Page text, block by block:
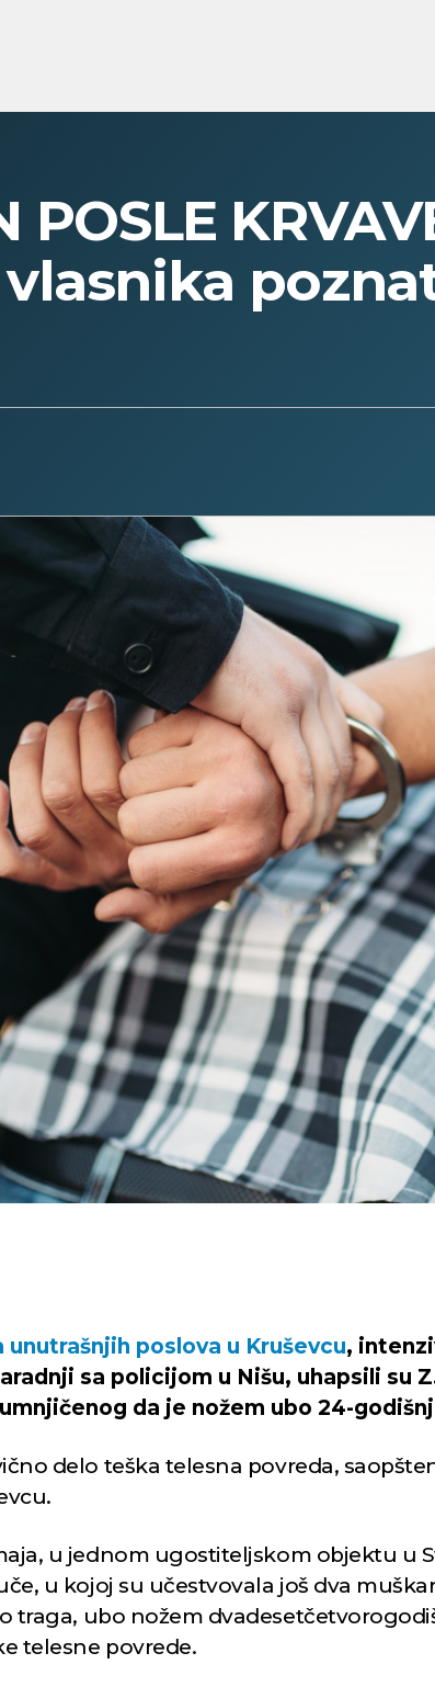
POSLE
poslova u Kruševcu,
sa policijom u Nišu, uhapsili su
da je nožem ubo 24-
delo teška telesna povreda,
u jednom ugostiteljskom objektu u
u kojoj su učestvovala još dva
traga, ubo nožem
telesne povrede.